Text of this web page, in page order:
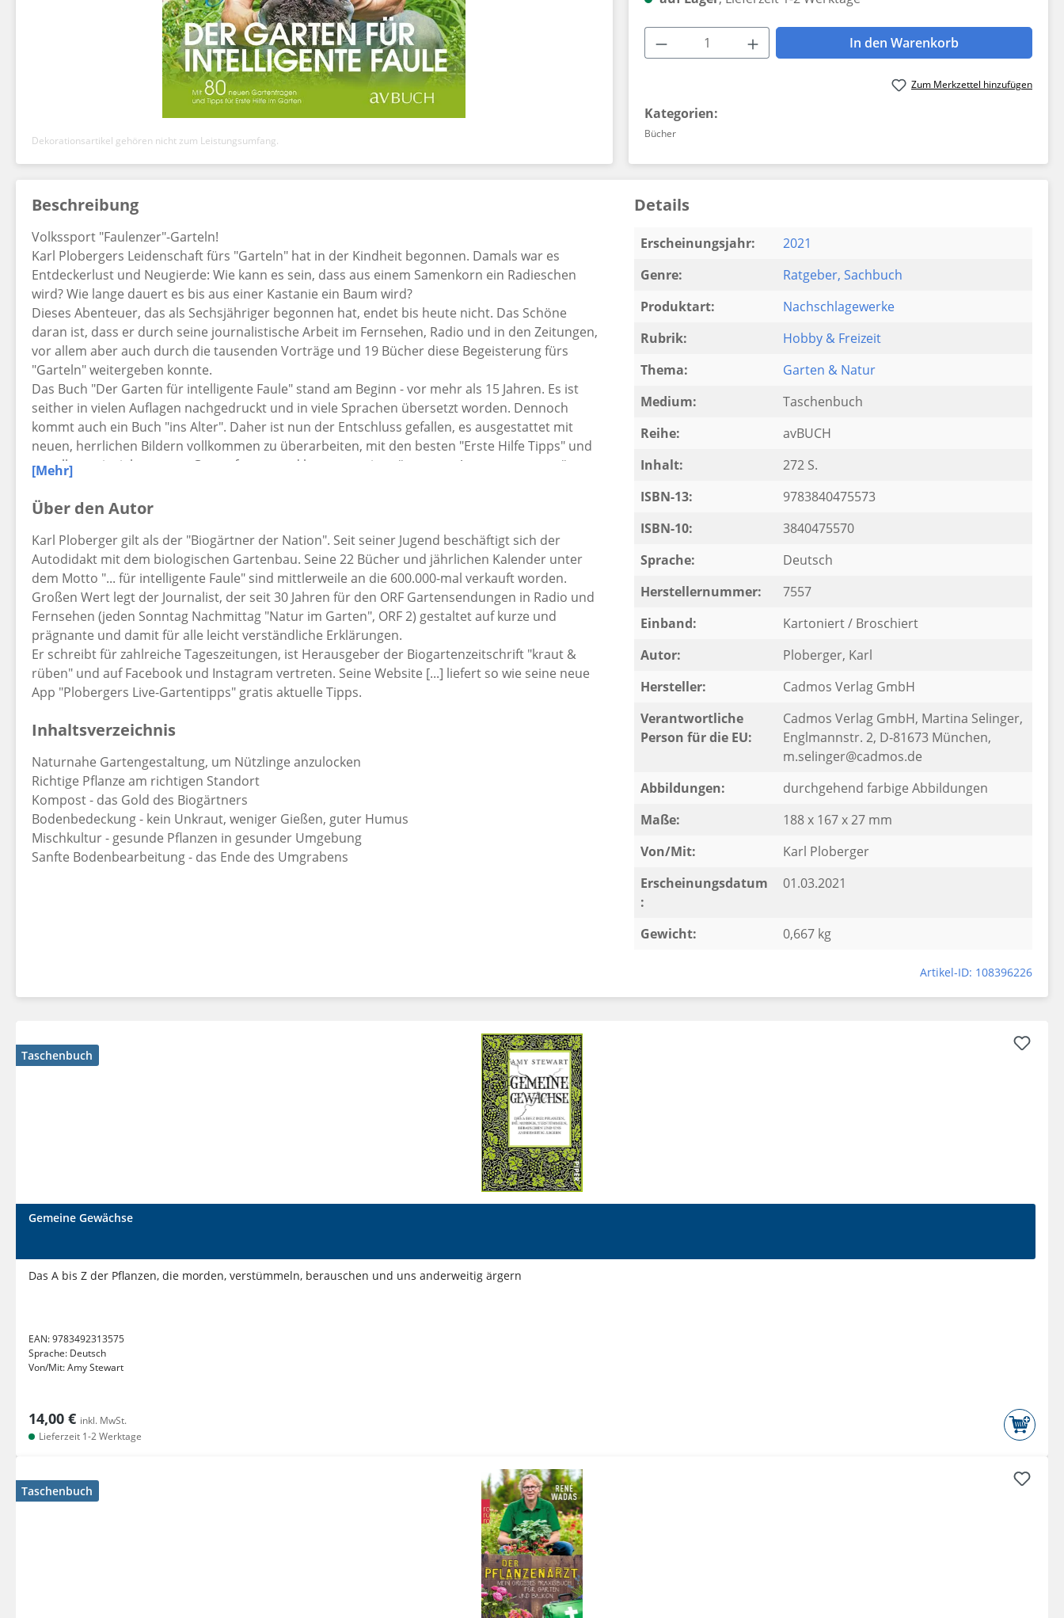
Dekorationsartikel gehören nicht zum Leistungsumfang.
Produkt Anzahl: Gib den gewünschten Wert
In den Warenkorb
Zum Merkzettel hinzufügen
Kategorien:
Bücher
Beschreibung
Volkssport "Faulenzer"-Garteln!
Karl Plobergers Leidenschaft fürs "Garteln" hat in der Kindheit begonnen. Damals war es
Entdeckerlust und Neugierde: Wie kann es sein, dass aus einem Samenkorn ein Radieschen
wird? Wie lange dauert es bis aus einer Kastanie ein Baum wird?
Dieses Abenteuer, das als Sechsjähriger begonnen hat, endet bis heute nicht. Das Schöne
daran ist, dass er durch seine journalistische Arbeit im Fernsehen, Radio und in den Zeitungen,
vor allem aber auch durch die tausenden Vorträge und 19 Bücher diese Begeisterung fürs
"Garteln" weitergeben konnte.
Das Buch "Der Garten für intelligente Faule" stand am Beginn - vor mehr als 15 Jahren. Es ist
seither in vielen Auflagen nachgedruckt und in viele Sprachen übersetzt worden. Dennoch
kommt auch ein Buch "ins Alter". Daher ist nun der Entschluss gefallen, es ausgestattet mit
neuen, herrlichen Bildern vollkommen zu überarbeiten, mit den besten "Erste Hilfe Tipps" und
vor allem mit vielen neuen Gartenfragen und kurzen sowie prägnanten Antworten zu ergänzen.
weiterhin beibehalten wird.
wünscht Ihnen dazu: Viel Spaß beim Garteln!
[Mehr]
Über den Autor
Karl Ploberger gilt als der "Biogärtner der Nation". Seit seiner Jugend beschäftigt sich der
Autodidakt mit dem biologischen Gartenbau. Seine 22 Bücher und jährlichen Kalender unter
dem Motto "... für intelligente Faule" sind mittlerweile an die 600.000-mal verkauft worden.
Großen Wert legt der Journalist, der seit 30 Jahren für den ORF Gartensendungen in Radio und
Fernsehen (jeden Sonntag Nachmittag "Natur im Garten", ORF 2) gestaltet auf kurze und
prägnante und damit für alle leicht verständliche Erklärungen.
Er schreibt für zahlreiche Tageszeitungen, ist Herausgeber der Biogartenzeitschrift "kraut &
rüben" und auf Facebook und Instagram vertreten. Seine Website [...] liefert so wie seine neue
App "Plobergers Live-Gartentipps" gratis aktuelle Tipps.
Inhaltsverzeichnis
Naturnahe Gartengestaltung, um Nützlinge anzulocken
Richtige Pflanze am richtigen Standort
Kompost - das Gold des Biogärtners
Bodenbedeckung - kein Unkraut, weniger Gießen, guter Humus
Mischkultur - gesunde Pflanzen in gesunder Umgebung
Sanfte Bodenbearbeitung - das Ende des Umgrabens
Details
Erscheinungsjahr:
2021
Genre:
Ratgeber, Sachbuch
Produktart:
Nachschlagewerke
Rubrik:
Hobby & Freizeit
Thema:
Garten & Natur
Medium:
Taschenbuch
Reihe:
avBUCH
Inhalt:
272 S.
ISBN-13:
9783840475573
ISBN-10:
3840475570
Sprache:
Deutsch
Herstellernummer:
7557
Einband:
Kartoniert / Broschiert
Autor:
Ploberger, Karl
Hersteller:
Cadmos Verlag GmbH
Verantwortliche
Person für die EU:
Cadmos Verlag GmbH, Martina Selinger,
Englmannstr. 2, D-81673 München,
m.selinger@cadmos.de
Abbildungen:
durchgehend farbige Abbildungen
Maße:
188 x 167 x 27 mm
Von/Mit:
Karl Ploberger
Erscheinungsdatum
:
01.03.2021
Gewicht: 0,667 kg
Artikel-ID: 108396226
Taschenbuch
Gemeine Gewächse
Das A bis Z der Pflanzen, die morden, verstümmeln, berauschen und uns anderweitig ärgern
EAN:9783492313575
Sprache: Deutsch
Von/Mit:Amy Stewart
14,00 € inkl. MwSt.
Lieferzeit 1-2 Werktage
Taschenbuch